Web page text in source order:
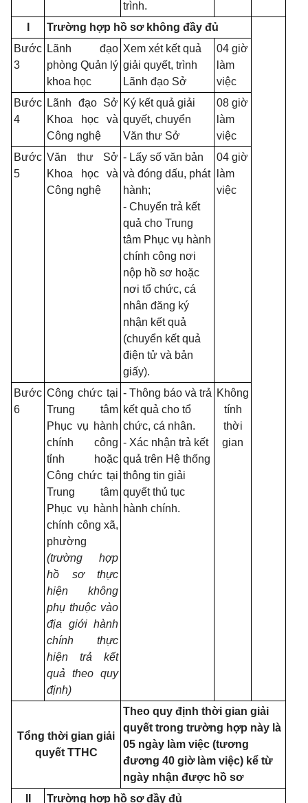
trình.
Trường hợp hồ sơ không đầy đủ
Bước
3
Lãnh đạo
phòng Quản lý
khoa học
Xem xét kết quả
giải quyết, trình
Lãnh đạo Sở
04 giờ
làm
việc
Bước
4
Lãnh đạo Sở
Khoa học và
Công nghệ
Ký kết quả giải
quyết, chuyển
Văn thư Sở
08 giờ
làm
việc
Bước
5
Văn thư Sở
Khoa học và
Công nghệ
- Lấy số văn bản
và đóng dấu, phát
hành;
- Chuyển trả kết
quả cho Trung
tâm Phục vụ hành
chính công nơi
nộp hồ sơ hoặc
nơi tổ chức, cá
nhân đăng ký
nhận kết quả
(chuyển kết quả
điện tử và bản
giấy).
04 giờ
làm
việc
Bước
6
Công chức tại
Trung tâm
Phục vụ hành
chính công
tỉnh hoặc
Công chức tại
Trung tâm
Phục vụ hành
chính công xã,
phường
(trường hợp
hồ sơ thực
hiện không
phụ thuộc vào
địa giới hành
chính thực
hiện trả kết
quả theo quy
định)
- Thông báo và trả
kết quả cho tổ
chức, cá nhân.
- Xác nhận trả kết
quả trên Hệ thống
thông tin giải
quyết thủ tục
hành chính.
Không
tính
thời
gian
Tổng thời gian giải
quyết TTHC
Theo quy định thời gian giải
quyết trong trường hợp này là
05 ngày làm việc (tương
đương 40 giờ làm việc) kể từ
ngày nhận được hồ sơ
Trường hợp hồ sơ đầy đủ